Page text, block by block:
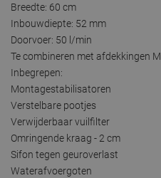
Breedte: 60 cm
Inbouwdiepte: 52 mm
Doorvoer: 50 l/min
Te combineren met afdekkingen M
Inbegrepen:
Montagestabilisatoren
Verstelbare pootjes
Verwijderbaar vuilfilter
Omringende kraag - 2 cm
Sifon tegen geuroverlast
Waterafvoergoten